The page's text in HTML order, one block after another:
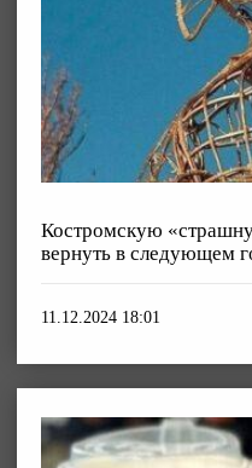
Костромскую
вернуть в следующем
11.12.2024 18:01